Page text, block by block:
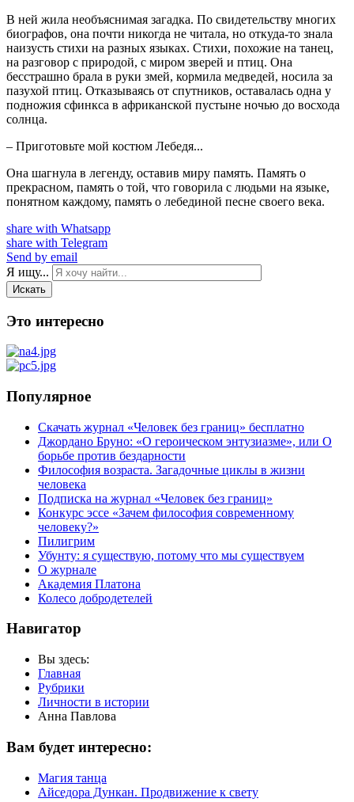
В ней жила необъяснимая загадка. По свидетельству многих
биографов, она почти никогда не читала, но откуда-то знала
наизусть стихи на разных языках. Стихи, похожие на танец,
на разговор с природой, с миром зверей и птиц. Она
бесстрашно брала в руки змей, кормила медведей, носила за
пазухой птиц. Отказываясь от спутников, оставалась одна у
подножия сфинкса в африканской пустыне ночью до восхода
солнца.
– Приготовьте мой костюм Лебедя...
Она шагнула в легенду, оставив миру память. Память о
прекрасном, память о той, что говорила с людьми на языке,
понятном каждому, память о лебединой песне своего века.
share with Whatsapp
share with Telegram
Send by email
Я ищу...
Искать
Это интересно
Популярное
Скачать журнал «Человек без границ» бесплатно
Джордано Бруно: «О героическом энтузиазме», или О
борьбе против бездарности
Философия возраста. Загадочные циклы в жизни
человека
Подписка на журнал «Человек без границ»
Конкурс эссе «Зачем философия современному
человеку?»
Пилигрим
Убунту: я существую, потому что мы существуем
О журнале
Академия Платона
Колесо добродетелей
Навигатор
Вы здесь:
Главная
Рубрики
Личности в истории
Анна Павлова
Вам будет интересно:
Магия танца
Айседора Дункан. Продвижение к свету